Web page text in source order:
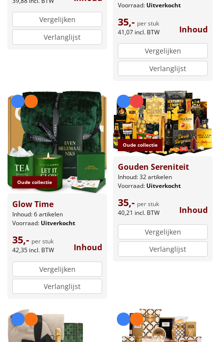
Vergelijken
Verlanglijst
Voorraad: Uitverkocht
35,- per stuk
41,07 incl. BTW Inhoud
Vergelijken
Verlanglijst
Oude collectie
Glow Time
Inhoud: 6 artikelen
Voorraad: Uitverkocht
35,- per stuk
42,35 incl. BTW Inhoud
Vergelijken
Verlanglijst
Oude collectie
Gouden Sereniteit
Inhoud: 32 artikelen
Voorraad: Uitverkocht
35,- per stuk
40,21 incl. BTW Inhoud
Vergelijken
Verlanglijst